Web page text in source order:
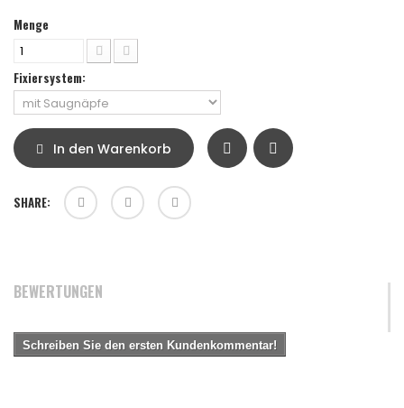
Menge
Fixiersystem:
In den Warenkorb
SHARE:
BEWERTUNGEN
Schreiben Sie den ersten Kundenkommentar!